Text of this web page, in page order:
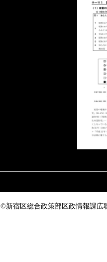
©新宿区総合政策部区政情報課広